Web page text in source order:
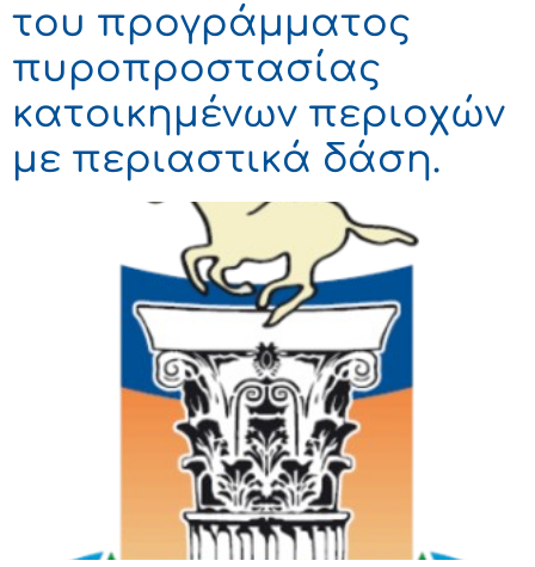
του προγράμματος
πυροπροστασίας
κατοικημένων περιοχών
με περιαστικά δάση.